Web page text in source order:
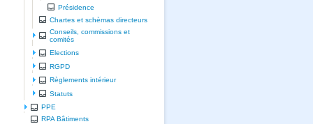
Présidence
Chartes et schèmas directeurs
Conseils, commissions et
comités
Elections
RGPD
Règlements intérieur
Statuts
PPE
RPA Bâtiments